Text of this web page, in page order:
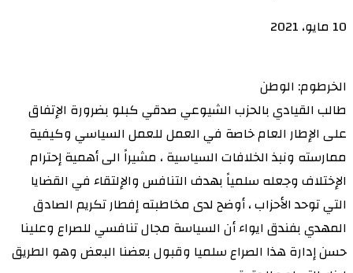
10 مايو، 2021
الخرطوم: الوطن
طالب القيادي بالحزب الشيوعي صدقي كبلو بضرورة الإتفاق
على الإطار العام خاصة في العمل للعمل السياسي وكيفية
ممارسته ونبذ الخلافات السياسية ، مشيراً الى أهمية إحترام
الإختلاف وجعله سلمياً بهدف التنافس والإلتقاء في القضايا
التي توحد الأحزاب ، أوضح لدى مخاطبته إفطار تكريم الصادق
المهدي بفندق ايواء أن السياسة مجال تنافسي للصراع وعلينا
حسن إدارة هذا الصراع سلميا وقبول بعضنا البعض وهو الطريق